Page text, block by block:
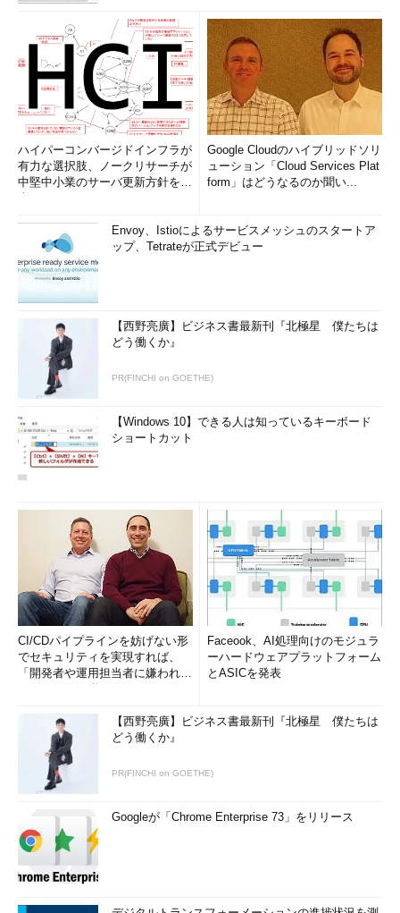
ハイパーコンバージドインフラが
有力な選択肢、ノークリサーチが
中堅中小業のサーバ更新方針を調
Google Cloudのハイブリッドソリ
ューション「Cloud Services Plat
form」はどうなるのか聞い...
Envoy、Istioによるサービスメッシュのスタートア
ップ、Tetrateが正式デビュー
【西野亮廣】ビジネス書最新刊『北極星 僕たちは
どう働くか』
PR(FINCHI on GOETHE)
【Windows 10】できる人は知っているキーボード
ショートカット
CI/CDパイプラインを妨げない形
でセキュリティを実現すれば、
「開発者や運用担当者に嫌われな
Faceook、AI処理向けのモジュラ
ーハードウェアプラットフォーム
とASICを発表
【西野亮廣】ビジネス書最新刊『北極星 僕たちは
どう働くか』
PR(FINCHI on GOETHE)
Googleが「Chrome Enterprise 73」をリリース